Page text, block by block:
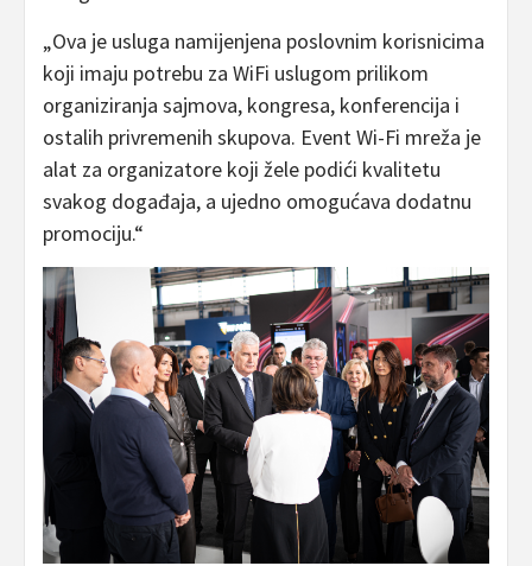
„Ova je usluga namijenjena poslovnim korisnicima
koji imaju potrebu za WiFi uslugom prilikom
organiziranja sajmova, kongresa, konferencija i
ostalih privremenih skupova. Event Wi-Fi mreža je
alat za organizatore koji žele podići kvalitetu
svakog događaja, a ujedno omogućava dodatnu
promociju.“